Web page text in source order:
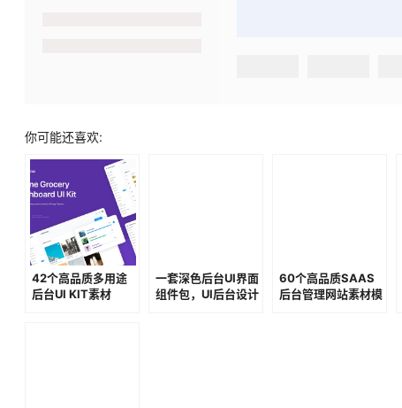
你可能还喜欢:
42个高品质多用途
后台UI KIT素材
一套深色后台UI界面
组件包，UI后台设计
60个高品质SAAS
后台管理网站素材模